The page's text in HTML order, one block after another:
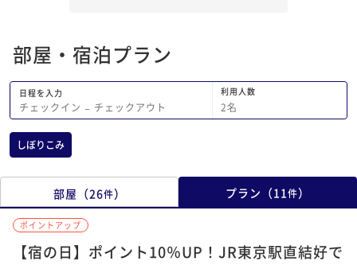
スペースが取られて
おいしく頂きました
りました。 次回以降
部屋・宿泊プラン
日程を入力
チェックイン − チェックアウト
利用人数
2名
しぼりこみ
部屋 （26件） プラン （11 件）
ポイントアップ
【宿の日】ポイント10％UP！JR東京駅直結好で